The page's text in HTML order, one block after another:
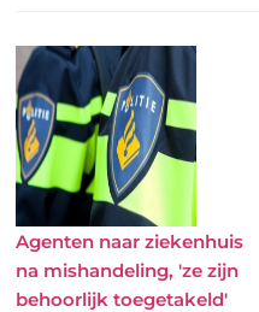
Agenten naar ziekenhuis
na mishandeling, 'ze zijn
behoorlijk toegetakeld'